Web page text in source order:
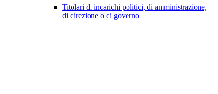
Titolari di incarichi politici, di amministrazione,
di direzione o di governo